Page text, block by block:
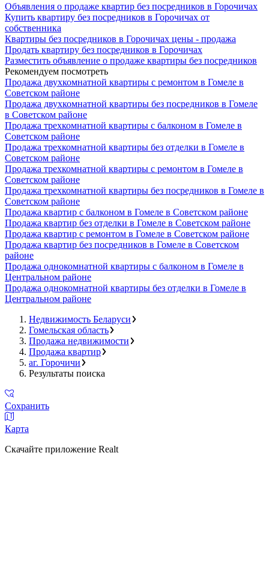
Объявления о продаже квартир без посредников в Горочичах
Купить квартиру без посредников в Горочичах от
собственника
Квартиры без посредников в Горочичах цены - продажа
Продать квартиру без посредников в Горочичах
Разместить объявление о продаже квартиры без посредников
Рекомендуем посмотреть
Продажа двухкомнатной квартиры с ремонтом в Гомеле в
Советском районе
Продажа двухкомнатной квартиры без посредников в Гомеле
в Советском районе
Продажа трехкомнатной квартиры с балконом в Гомеле в
Советском районе
Продажа трехкомнатной квартиры без отделки в Гомеле в
Советском районе
Продажа трехкомнатной квартиры с ремонтом в Гомеле в
Советском районе
Продажа трехкомнатной квартиры без посредников в Гомеле в
Советском районе
Продажа квартир с балконом в Гомеле в Советском районе
Продажа квартир без отделки в Гомеле в Советском районе
Продажа квартир с ремонтом в Гомеле в Советском районе
Продажа квартир без посредников в Гомеле в Советском
районе
Продажа однокомнатной квартиры с балконом в Гомеле в
Центральном районе
Продажа однокомнатной квартиры без отделки в Гомеле в
Центральном районе
Недвижимость Беларуси
Гомельская область
Продажа недвижимости
Продажа квартир
аг. Горочичи
Результаты поиска
Сохранить
Карта
Скачайте приложение Realt